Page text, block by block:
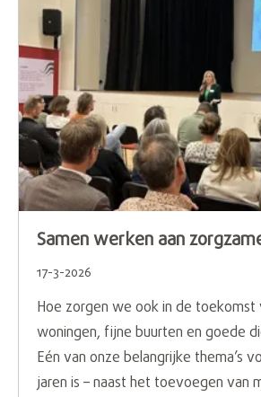
Samen werken aan
17-3-2026
Hoe zorgen we ook in de toekomst
woningen, fijne buurten en goede
Eén van onze belangrijke thema’s
jaren is – naast het toevoegen van